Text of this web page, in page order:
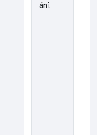
ání.